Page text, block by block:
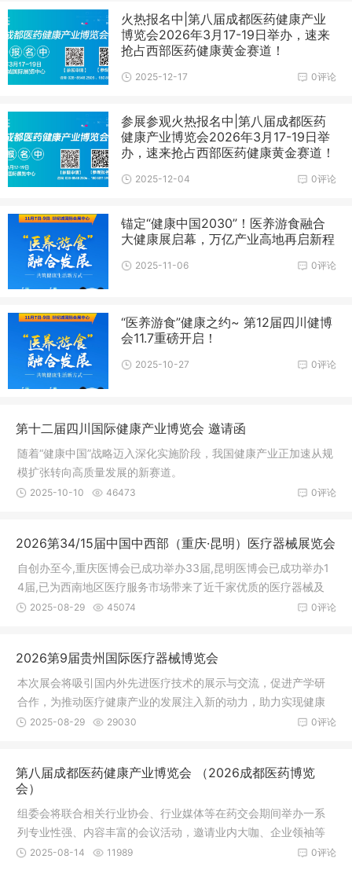
管理、再生医学、长寿医学、功能医学、癌症治疗、生殖医学、
医疗旅游及跨境医美等多项议题，推动新技术临床应用，助力人
类健康与生命质量提升。
火热报名中|第八届成都医药健康产业
博览会2026年3月17-19日举办，速来
抢占西部医药健康黄金赛道！
0评论
2025-12-17
参展参观火热报名中|第八届成都医药
健康产业博览会2026年3月17-19日举
办，速来抢占西部医药健康黄金赛道！
0评论
2025-12-04
锚定“健康中国2030”！医养游食融合
大健康展启幕，万亿产业高地再启新程
0评论
2025-11-06
“医养游食”健康之约~ 第12届四川健博
会11.7重磅开启！
0评论
2025-10-27
第十二届四川国际健康产业博览会 邀请函
随着“健康中国”战略迈入深化实施阶段，我国健康产业正加速从规
模扩张转向高质量发展的新赛道。
0评论
2025-10-10 46473
2026第34/15届中国中西部（重庆·昆明）医疗器械展览会
自创办至今,重庆医博会已成功举办33届,昆明医博会已成功举办1
4届,已为西南地区医疗服务市场带来了近千家优质的医疗器械及
耗材的生产制造服务商。展会着里突出资源整合优势,推动西南地
0评论
2025-08-29 45074
2026第9届贵州国际医疗器械博览会
本次展会将吸引国内外先进医疗技术的展示与交流，促进产学研
合作，为推动医疗健康产业的发展注入新的动力，助力实现健康
中国的宏伟目标。
0评论
2025-08-29 29030
第八届成都医药健康产业博览会 （2026成都医药博览
会）
组委会将联合相关行业协会、行业媒体等在药交会期间举办一系
列专业性强、内容丰富的会议活动，邀请业内大咖、企业领袖等
到场针对行业热点话题进行分享和交流，以此吸引更多有影响力
0评论
2025-08-14 11989